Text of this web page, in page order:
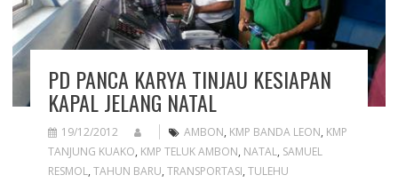
PD PANCA KARYA TINJAU KESIAPAN
KAPAL JELANG NATAL
19/12/2012 AMBON, KMP BANDA LEON, KMP
TANJUNG KUAKO, KMP TELUK AMBON, NATAL, SAMUEL
RESMOL, TAHUN BARU, TRANSPORTASI, TULEHU